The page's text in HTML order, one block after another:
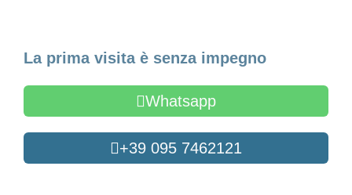
La prima visita è senza impegno
Whatsapp
+39 095 7462121